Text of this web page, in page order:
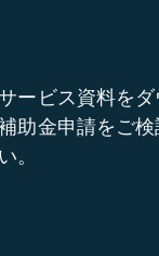
ービス資料を
助金申請をご
。